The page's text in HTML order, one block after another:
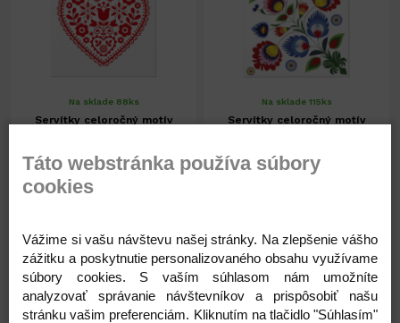
Na sklade 88ks
Servítky celoročný motív
1,41 €
1,41 € - +
Na sklade 115ks
Servítky celoročný motív
1,41 € - +
Táto webstránka používa súbory
cookies
Vážime si vašu návštevu našej stránky. Na zlepšenie vášho
zážitku a poskytnutie personalizovaného obsahu využívame
súbory cookies. S vaším súhlasom nám umožníte
analyzovať správanie návštevníkov a prispôsobiť našu
stránku vašim preferenciám. Kliknutím na tlačidlo "Súhlasím"